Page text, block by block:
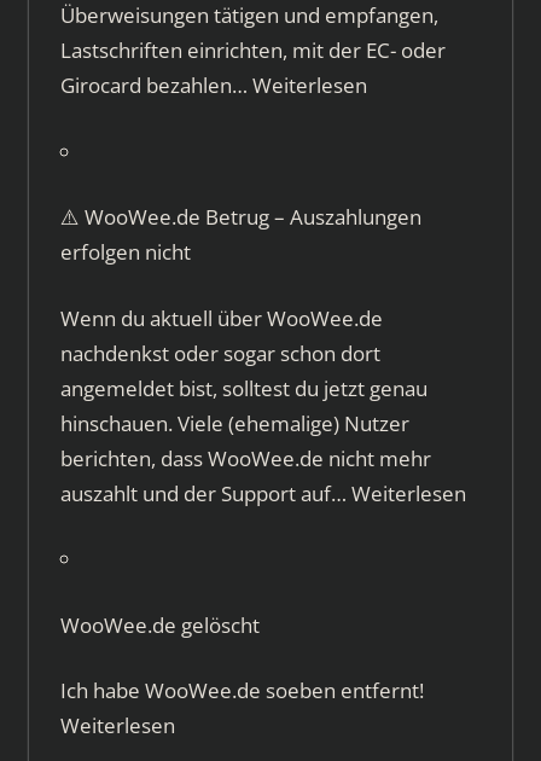
Überweisungen tätigen und empfangen,
Lastschriften einrichten, mit der EC- oder
Girocard bezahlen… Weiterlesen
⚠️ WooWee.de Betrug – Auszahlungen
erfolgen nicht
Wenn du aktuell über WooWee.de
nachdenkst oder sogar schon dort
angemeldet bist, solltest du jetzt genau
hinschauen. Viele (ehemalige) Nutzer
berichten, dass WooWee.de nicht mehr
auszahlt und der Support auf… Weiterlesen
WooWee.de gelöscht
Ich habe WooWee.de soeben entfernt!
Weiterlesen